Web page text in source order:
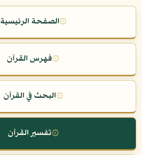
۞الصفحة الرئيسية
۞فهرس القرآن
۞البحث في القرآن
۞تفسير القرآن